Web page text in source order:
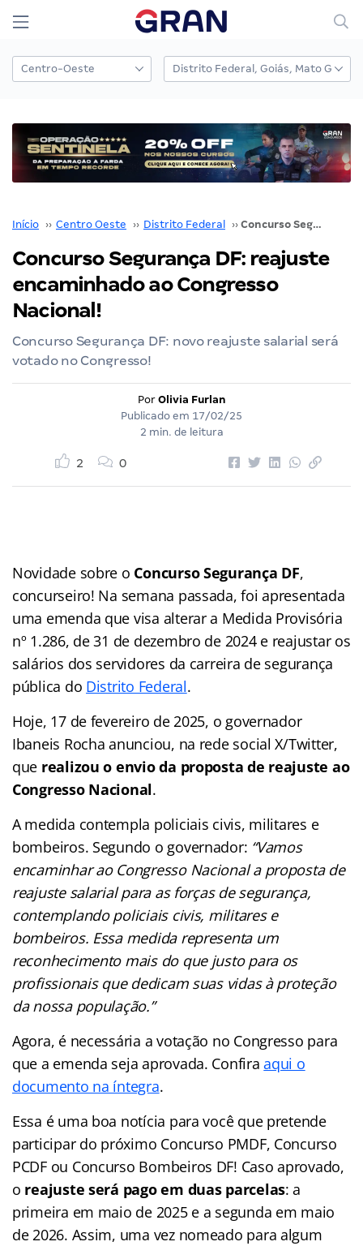
Início ›› Centro Oeste ›› Distrito Federal ›› Concurso Segurança DF: reajuste encaminhado ao Congresso Nacional!
Concurso Segurança DF: reajuste
encaminhado ao Congresso
Nacional!
Concurso Segurança DF: novo reajuste salarial será
votado no Congresso!
Por Olivia Furlan
Publicado em 17/02/25
2 min. de leitura
2 0
Novidade sobre o Concurso Segurança DF,
concurseiro! Na semana passada, foi apresentada
uma emenda que visa alterar a Medida Provisória
nº 1.286, de 31 de dezembro de 2024 e reajustar os
salários dos servidores da carreira de segurança
pública do Distrito Federal.
Hoje, 17 de fevereiro de 2025, o governador
Ibaneis Rocha anunciou, na rede social X/Twitter,
que realizou o envio da proposta de reajuste ao
Congresso Nacional.
A medida contempla policiais civis, militares e
bombeiros. Segundo o governador: “Vamos
encaminhar ao Congresso Nacional a proposta de
reajuste salarial para as forças de segurança,
contemplando policiais civis, militares e
bombeiros. Essa medida representa um
reconhecimento mais do que justo para os
profissionais que dedicam suas vidas à proteção
da nossa população.”
Agora, é necessária a votação no Congresso para
que a emenda seja aprovada. Confiraaqui o
documento na íntegra.
Essa é uma boa notícia para você que pretende
participar do próximo Concurso PMDF, Concurso
PCDF ou Concurso Bombeiros DF! Caso aprovado,
o reajuste será pago em duas parcelas: a
primeira em maio de 2025 e a segunda em maio
de 2026. Assim, uma vez nomeado para algum